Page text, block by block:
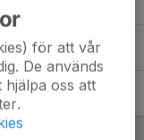
för att vår
De används
oss att